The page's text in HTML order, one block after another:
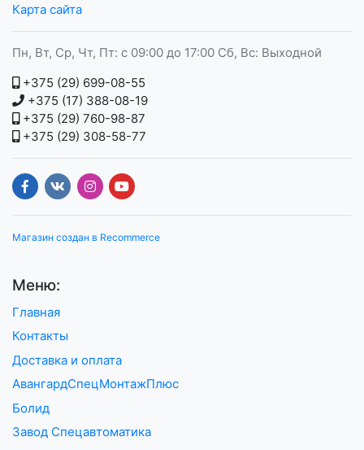
Карта сайта
Пн, Вт, Ср, Чт, Пт: с 09:00 до 17:00 Сб, Вс: Выходной
+375 (29) 699-08-55
+375 (17) 388-08-19
+375 (29) 760-98-87
+375 (29) 308-58-77
Магазин создан в Recommerce
Меню:
Главная
Контакты
Доставка и оплата
АвангардСпецМонтажПлюс
Болид
Завод Спецавтоматика